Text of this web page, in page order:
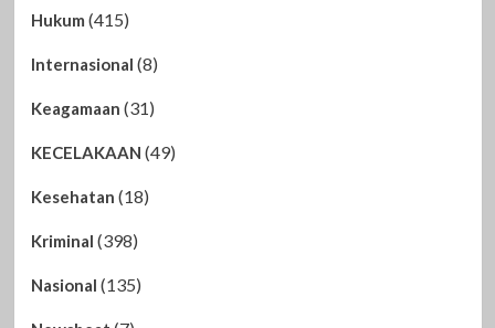
Hukum (415)
Internasional (8)
Keagamaan (31)
KECELAKAAN (49)
Kesehatan (18)
Kriminal (398)
Nasional (135)